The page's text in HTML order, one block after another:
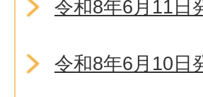
令和8年6月11日
令和8年6月10日